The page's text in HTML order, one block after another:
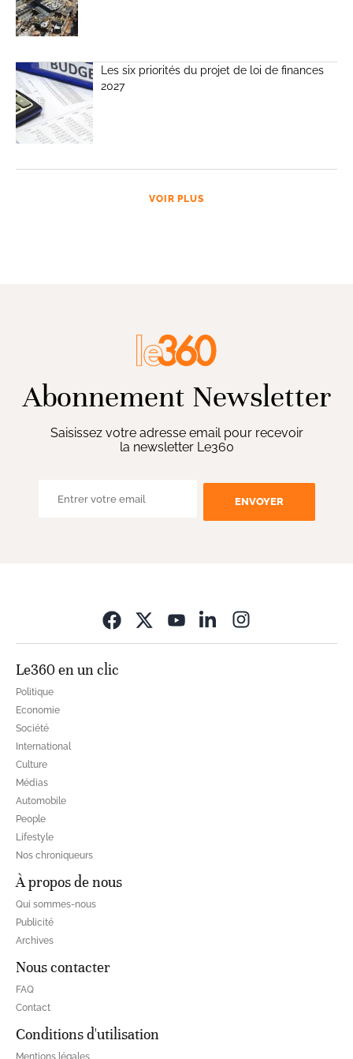
Les six priorités du projet de loi de finances
2027
VOIR PLUS
Abonnement Newsletter
Saisissez votre adresse email pour recevoir
la newsletter Le360
ENVOYER
Le360 en un clic
Politique
Economie
Société
International
Culture
Médias
Automobile
People
Lifestyle
Nos chroniqueurs
À propos de nous
Qui sommes-nous
Publicité
Archives
Nous contacter
FAQ
Contact
Conditions d'utilisation
Mentions légales